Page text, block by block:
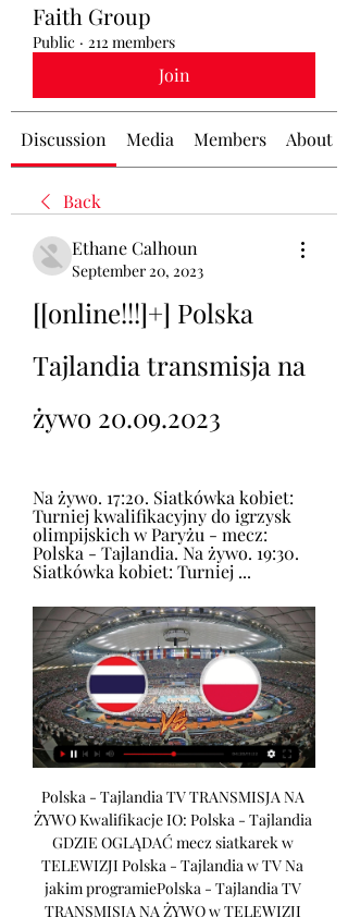
Faith Group
Public · 212 members
Join
Discussion Media Members About
Back
Ethane Calhoun
September 20, 2023
[[online!!!]+] Polska
Tajlandia transmisja na
żywo 20.09.2023
Na żywo. 17:20. Siatkówka kobiet:
Turniej kwalifikacyjny do igrzysk
olimpijskich w Paryżu - mecz:
Polska - Tajlandia. Na żywo. 19:30.
Siatkówka kobiet: Turniej ...
Polska - Tajlandia TV TRANSMISJA NA ŻYWO Kwalifikacje IO: Polska - Tajlandia GDZIE OGLĄDAĆ mecz siatkarek w TELEWIZJI Polska - Tajlandia w TV Na jakim programiePolska - Tajlandia TV TRANSMISJA NA ŻYWO w TELEWIZJI Tak to miało wyglądać! Polskie siatkarki wygrały 3:0 (25:18, 30:28, 25:15) z Portoryko w pierwszym meczu rozgrywanego we Wrocławiu turnieju kwalifikacyjnego do igrzysk w Tokio. Poza drugim setem, w którym rywalki były bliskie wygranej, Biało-Czerwone nie miały żadnych problemów. Jedynym powodem do niepokoju może być kontuzja naszej młodej gwiazdki Magdy Stysiak, która na początku spotkania skręciła kostkę i nie wiadomo czy będzie gotowa na dzisiejsze starcie z Tajlandią i kluczowy mecz z Serbkami w niedzielę. 

Tajlandia K wyniki na żywo, rezultaty, terminarze, Polska K Tajlandia K - strona na Flashscore.pl oferuje wyniki na żywo, rezultaty, tabele i szczegóły meczów.

Pozostałe wydarzenia z Igrzyska Olimpijskie Siatkówka Przejdź do mobilnej wersji serwisuHazard może uzależniać. Graj odpowiedzialnie. Serwis przeznaczony TYLKO dla osób które skończyły 18 lat. Zakłady bukmacherskie nieodłącznie związane są w ryzykiem. Jeśli zauważyłeś u siebie objawy uzależnienia skontaktuj się z serwisami oferującymi pomoc w wyjściu z nałogu hazardowego. Serwis meczenazywo. pl ma charakter informacyjny, nie nakłaniamy i nie zachęcamy do uprawiania hazardu. Fortuna online zakłady bukmacherskie sp. z o. o. - legalny bukmacher działający w Polsce na podstawie zezwolenia na urządzanie zakładów wzajemnych. Graj rozważnie, hazard może uzależniać. Za udział w nielegalnych grach hazardowych grożą konsekwencję prawne. Zezwolenie MF nr SC/12/7251/10/WKC/11-12/5565; Milenium Zakłady Bukmacherskie - zezwolenie MF nr SC/12/7251/17-7/ARP/BMB/2011/BMI9-10599; Star-Typ Sport Zakłady Wzajemne Sp. 

Gdzie obejrzeć Polska - Tajlandia na żywo w tv i internecie? Oglądaj Polska - Tajlandia na żywo na kanałach w tv i w Internecie Fortuna TV, Superbet TV, STS TV, Betclic TV. W naszym serwisie znajdziesz najwięcej legalnych transmisji live – płatnych jak również tych które można oglądać całkowicie za darmo. Zobacz transmisję online z wydarzenia Polska - Tajlandia, które odbędzie się w ramach rozgrywek Igrzyska Olimpijskie Siatkówka. Wielkie wydarzenie do którego szukasz kanałów tv i online wzbudza również bardzo duże zainteresowanie wśród innych użytkowników. Wydarzenie o którym mowa, odbędzie się 20. 

Gdzie oglądać? Na naszej stronie każdego dnia możesz znaleźć takie mecze jak Polska - Tajlandia na żywo w tv i live stream online. Gdzie oglądać mecz Polska - Tajlandia w Internecie? Najbliższy mecz o którym mowa odbędzie się 20. 09. 2023 17:30. Dużą ilość wydarzeń, spotkań i meczów na żywo do których należy zaliczyć między innymi wydarzenie Polska - Tajlandia można oglądać za darmo na żywo w telewizji i na kanałach live stream online przez Internet. Tylko u nas wszystkie najlepsze mecze online na żywo, dostępne są legalnie na kanałach online Fortuna TV, Superbet TV, Betclic TV, STS TV. 

Polska - Tajlandia na żywo, transmisja live stream online - gdzie oglądać w tv﻿Polska - Tajlandia na żywo, transmisja live stream online - gdzie oglądać w tvStrona głównaSiatkówkaIgrzyska Olimpijskie SiatkówkaPolska - TajlandiaTransmisja TV i Online18Polska wygraRemisTajlandia wygraKanały internetowe onlineFree Fortuna TV [? ]PrzejdźFree Superbet TV [? ]PrzejdźFree Betclic TV [? ]PrzejdźFree SportRelacje [? ]PrzejdźPolska - Tajlandia transmisja na żywo i online. Gdzie oglądać? Wiele osób szuka informacji gdzie oglądać mecz Polska - Tajlandia na żywo w telewizji i online w internecie. 

Biało-Czerwone przed trudnym wyzwaniem. Czy powrót do 27 wrz 2022 — Polska - Tajlandia. Transmisja. Gdzie oglądać mecz? O której Uda się zdjąć klątwę? [RELACJA NA ŻYWO] ...

FC Union Berlin Komentarz: Tomasz Lach, Piotr Urban 21:00 Piłka nożna: Liga Mistrzów UEFA: Bayern Monachium - Manchester United Komentarz: Cezary Kowalski, Andrzej NiedzielanPolsat Sport Premium 2 Galatasaray SK - FC Kopenhaga Komentarz: Grzegorz Michalewski, Jacek Cyzio SC Braga - SSC Napoli Komentarz: Szymon Rojek, Piotr KobiereckiPolsat Sport Premium 3 Arsenal FC - PSV Eindhoven Komentarz: Marcin Feddek, Maciej ŻurawskiPolsat Sport Premium 4 Sevilla FC - RC Lens Komentarz: Sebastian Chabiniak, Marcin GazdaPolsat Sport Premium 5 Real Sociedad - Inter Mediolan Komentarz: Piotr Przybysz, Maciej StolarczykPolsat Sport Premium 6 Komentarz: Andrzej Janisz, Marcin KaczmarekPolsat Sport 07:00 Siatkówka kobiet: Kwalifikacje Igrzysk Olimpijskich: Dominikana - Meksyk 11:30 Siatkówka kobiet: Kwalifikacje Igrzysk Olimpijskich: Włochy - Kolumbia 14:30 Siatkówka kobiet: Kwalifikacje Igrzysk Olimpijskich: USA - Korea Południowa 17:30 Siatkówka kobiet: Kwalifikacje Igrzysk Olimpijskich: Polska - Tajlandia Komentarz: Marek Magiera, Joanna Kaczor - Bednarska 20:30 Siatkówka kobiet: Kwalifikacje Igrzysk Olimpijskich: Niemcy - SłoweniaPolsat Sport Extra 06:00 Siatkówka kobiet: Kwalifikacje Igrzysk Olimpijskich: Turcja - Argentyna 09:00 Siatkówka kobiet: Kwalifikacje Igrzysk Olimpijskich: Brazylia - Portoryko 12:25 Siatkówka kobiet: Kwalifikacje Igrzysk Olimpijskich: Japonia - BułgariaPolsat Sport Fight 18:00 Piłka ręczna kobiet: Orlen Superliga: KGHM MKS Zagłębie Lubin - EKS Start ElblągPolsat Sport News 10:00 Siatkówka kobiet: Kwalifikacje Igrzysk Olimpijskich: Serbia - Czechy 13:30 Siatkówka kobiet: Kwalifikacje Igrzysk Olimpijskich: Chiny - Kanada 19:00 Koszykówka mężczyzn: Pekao S. 

Tylko zwycięzca otrzyma bilet do Japonii. Komu powinie się noga, będzie mógł szukać szczęścia w styczniu w turniejach kontynentalnych. W tym sezonie nasze siatkarki miały już okazję walczyć z Serbkami w Lidze Narodów i choć aktualne mistrzynie świata i wicemistrzynie olimpijskie grały bez największej gwiazdy, MVP mundialu Tijany Bosković i kilku innych silnych zawodniczek, Polki uległy do zera. We Wrocławiu gospodynie też nie będą faworytkami, ale by w ogóle myśleć o sprawieniu sensacji, najpierw muszą sobie poradzić z teoretycznie słabszymi (choć sklasyfikowanymi wyżej od nich w rankingu światowym) przeciwniczkami z Ameryki Środkowej i Azji. Trener Jacek Nawrocki ostatnio oszczędzał nadwyrężone siły naszej strzelby numer jeden Malwiny Smarzek, która dostała dwa tygodnie wolnego. 

Nie było ich w Londynie i w Rio, ale teraz otwiera się szansa na powrót do elity. Biało-Czerwone stają jednak przed piekielnie ciężkim zadaniem. By zakwalifikować się na olimpijski turniej w Tokio, muszą okazać się lepsze od mistrzyń świata. Od piątku do niedzieli we Wrocławiu Polki walczą w jednym z sześciu interkontynentalnych turniejów kwalifikacyjnych, w którym zmierzą się kolejno z Portoryko, Tajlandią i Serbią. 

Polska - Tajlandia transmisja na żywo. Gdzie oglądać live online? ﻿Polska - Tajlandia transmisja na żywo. Gdzie oglądać live online? Mecze na żywo - meczyki, transmisje online, sport live w internecie i tvMecze na żywoTypy bukmacherskieSkróty meczówBonusy bukmacherskieBukmacherzyAktualnościMecze. com ﻿Transmisja na żywoPolska WygraRemisTajlandia WygraKanały internetowe onlineFree Fortuna TV [? ]PrzejdźFree Superbet TV [? ]PrzejdźFree Betclic TV [? ]PrzejdźFree SportRelacje [? ]PrzejdźPolska - Tajlandia na żywo. Transmisja live stream online w internecie. 

Na najskuteczniejszą siatkarkę Ligi Narodów liczymy najbardziej. – Malwina jest gotowa i w pełni dyspozycji – uspokaja Nawrocki. – Emocje będą narastać z każdym dniem, ale musimy utrzymać spokój. Chcemy wykorzystać szansę, ale to Serbia jest faworytem turnieju. Polska - Tajlandia GDZIE OGLAĆ mecz siatkarek TRANSMISJA TV NA ŻYWO Mecz Polska - Tajlandia siatkarek w turnieju kwalifikacyjnym do IO w Tokio zostanie rozegrany w sobotę 3 sierpnia we Wrocławiu. Początek meczu Polska - Tajlandia zaplanowano na godzinę 20. 30. Transmisja na żywo w telewizji na antenach TVP 2, TVP Sport i Polsatu Sport. Portal sport. se. 

Siatkówka. Polska - Tajlandia: wynik na żywo i relacja live 27 wrz 2022 — Polska - Tajlandia. Siatkarki polskiej reprezentacji we wtorek odniosły Polska - Tajlandia: wynik na żywo i relacja live - MŚ siatkarek 2022.

Sport w polskiej TV 20. 09. 2023 - SATKurier. plProsimy o wyłączenie blokowania reklam i odświeżenie strony. CANAL+ Sport 19:00 Tenis: WTA World Tour, Guadalajara: 3. runda 21:00 Tenis: WTA World Tour, Guadalajara: 23:00 Tenis: WTA World Tour, Guadalajara: 3. rundaEleven Sports 1 19:00 Żużel: Speedway Ligaen Denmark: Finał Sønderjylland Elite Speedway – Esbjerg Vikings – Slangerup Speedway – Holsted TigersEurosport 1 14:30 Kolarstwo kobiet: Mistrzostwa Europy: Jazda indywidualna na czas 16:15 Kolarstwo: Mistrzostwa Europy: 18:45 Piłka ręczna mężczyzn: Liga Mistrzów EHF: Orlen Wisła Płock - GOG HandboldMotowizja 17:00 Żużel: Młodzieżowe Mistrzostwa Polski Par Klubowych, Częstochowa: ZawodyPolsat Sport Premium 1 14:00 Piłka nożna: Liga Młodzieżowa UEFA: SL Benfica - FC Salzburg 18:45 Piłka nożna: Liga Mistrzów UEFA: Real Madryt - 1. 

Są one dostępne w płatnych pakietach jak również wybrane kanały za free z transmisjami za darmo. Transmisja online meczu Polska - Tajlandia w ramach popularnych rozgrywek jakim jest Igrzyska Olimpijskie Siatkówka można oglądać na wielu kanałach tv, w transmisji online, relacjach tekstowych jak również relacjach radiowych. Wszyscy użytkownicy mogą oglądać każdego dnia od kilkunastu do kilkuset wydarzeń a Siatkówka to jeden ze sportów wśród najpopularniejszych transmisji. Gdzie obejrzeć Polska - Tajlandia na żywo w tv i online? Wydarzenie Polska - Tajlandia to jedne z najczęściej wyszukiwanych spotkań dostępnych w transmisjach na żywo w tv i online. 

09. 2023 17:30 jak również dla innych transmisji z wielu dyscyplin sportowych, nie tylko Siatkówka. Pełna lista kanałów oferujących transmisję (tv, online i pozostałych) prezentowana jest na powyższej rozpisce. Transmisje meczu Polska - Tajlandia zostały wydzielone na dwie sekcje - lista kanałów telewizyjnych, na których można oglądać wydarzenie na całym świecie jak również legalne transmisje live strea